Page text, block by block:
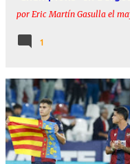
por Eric Martín Gasulla el
1